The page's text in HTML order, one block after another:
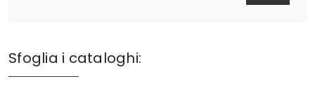
Sfoglia i cataloghi: